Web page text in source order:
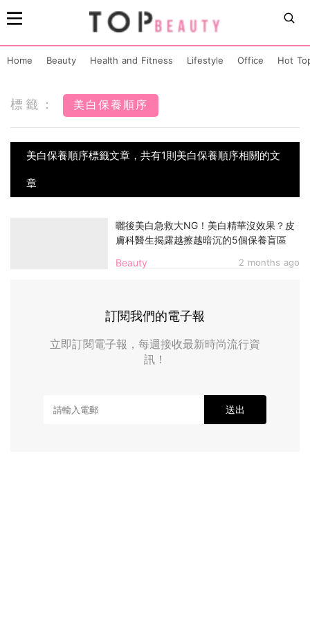
Home Beauty Health and Fitness Lifestyle Office Hot
標籤： 美白保養順序
美白保養順序標籤文章，共有1則美白保養順序相關的文
章
Beauty 2 months ago
曬後美白急救大NG！美白精華沒效果？皮
膚科醫生揭露越擦越暗沉的5個保養盲區
訂閱我們的電子報
立即訂閱電子報，每週接收最新時尚流行資
訊！
送出